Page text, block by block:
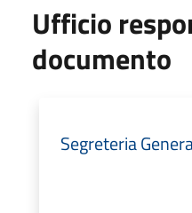
Ufficio
documento
Segreteria